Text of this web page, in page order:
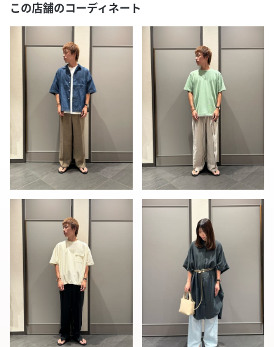
この店舗のコーディネート